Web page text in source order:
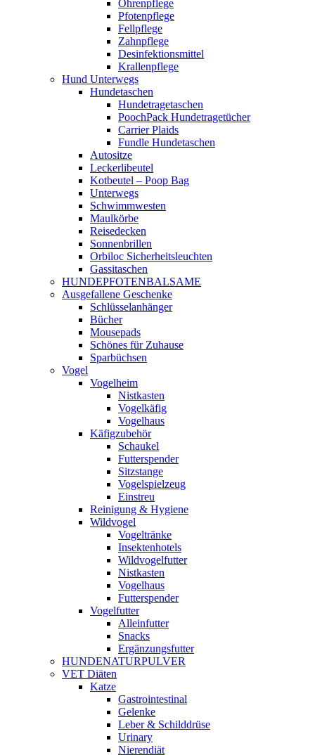
Ohrenpflege
Pfotenpflege
Fellpflege
Zahnpflege
Desinfektionsmittel
Krallenpflege
Hund Unterwegs
Hundetaschen
Hundetragetaschen
PoochPack Hundetragetücher
Carrier Plaids
Fundle Hundetaschen
Autositze
Leckerlibeutel
Kotbeutel – Poop Bag
Unterwegs
Schwimmwesten
Maulkörbe
Reisedecken
Sonnenbrillen
Orbiloc Sicherheitsleuchten
Gassitaschen
HUNDEPFOTENBALSAME
Ausgefallene Geschenke
Schlüsselanhänger
Bücher
Mousepads
Schönes für Zuhause
Sparbüchsen
Vogel
Vogelheim
Nistkasten
Vogelkäfig
Vogelhaus
Käfigzubehör
Schaukel
Futterspender
Sitzstange
Vogelspielzeug
Einstreu
Reinigung & Hygiene
Wildvogel
Vogeltränke
Insektenhotels
Wildvogelfutter
Nistkasten
Vogelhaus
Futterspender
Vogelfutter
Alleinfutter
Snacks
Ergänzungsfutter
HUNDENATURPULVER
VET Diäten
Katze
Gastrointestinal
Gelenke
Leber & Schilddrüse
Urinary
Nierendiät